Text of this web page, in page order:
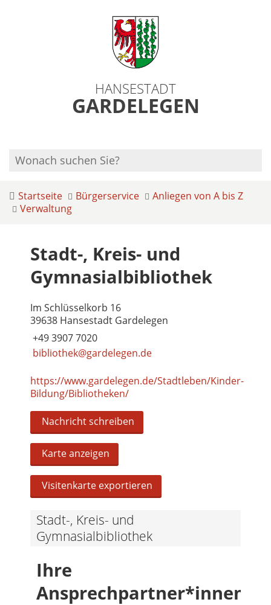
HANSESTADT
GARDELEGEN
Startseite Bürgerservice
Anliegen von A bis Z
Verwaltung
Stadt-, Kreis- und
Gymnasialbibliothek
Im Schlüsselkorb 16
39638 Hansestadt Gardelegen
+49 3907 7020
bibliothek@gardelegen.de
https://www.gardelegen.de/Stadtleben/Kinder-
Bildung/Bibliotheken/
Nachricht schreiben
Karte anzeigen
Visitenkarte exportieren
Stadt-, Kreis- und
Gymnasialbibliothek
Ihre
Ansprechpartner*innen